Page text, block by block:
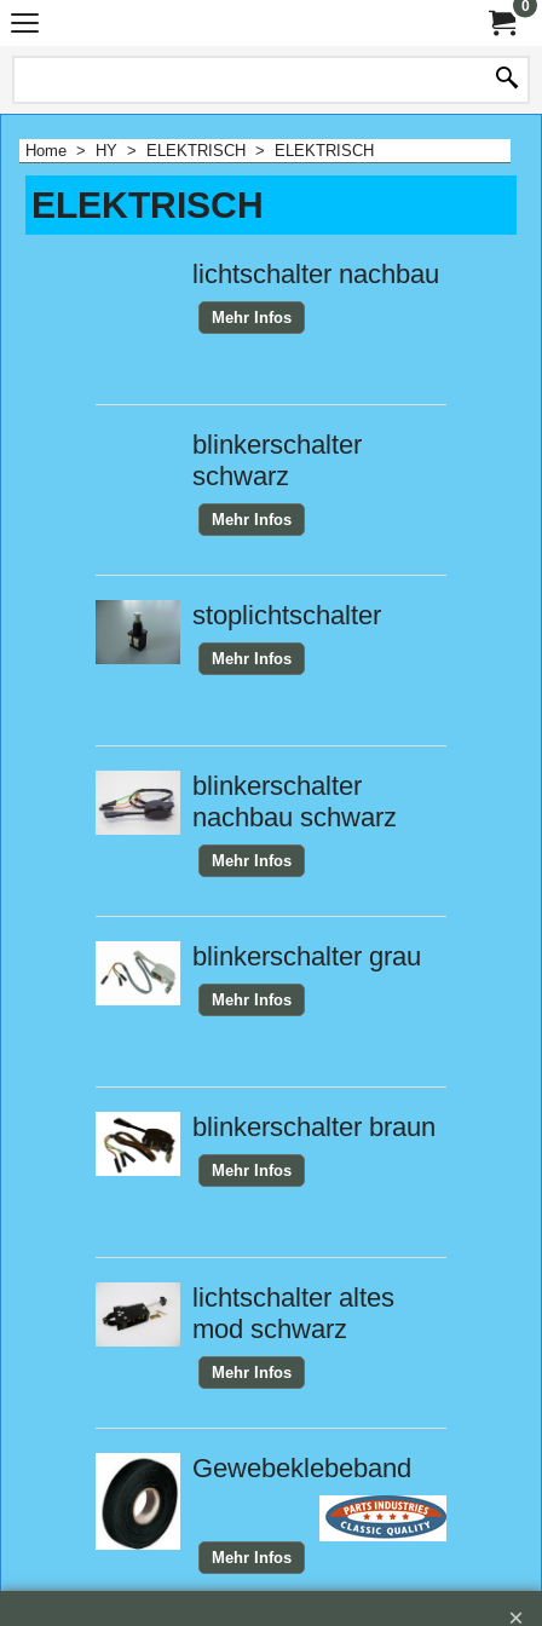
0
Home > HY > ELEKTRISCH > ELEKTRISCH
ELEKTRISCH
lichtschalter nachbau
Mehr Infos
blinkerschalter
schwarz
Mehr Infos
stoplichtschalter
Mehr Infos
blinkerschalter
nachbau schwarz
Mehr Infos
blinkerschalter grau
Mehr Infos
blinkerschalter braun
Mehr Infos
lichtschalter altes
mod schwarz
Mehr Infos
Gewebeklebeband
Mehr Infos